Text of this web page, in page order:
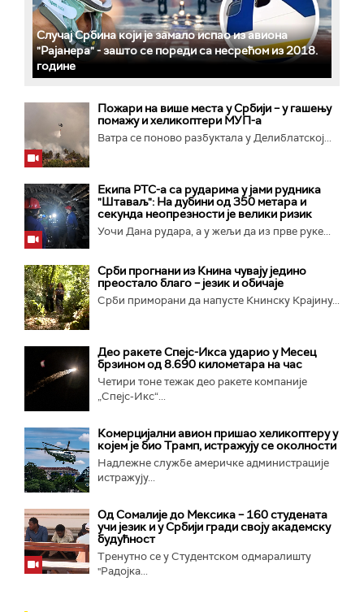
Случај Србина који је замало испао из авиона
"Рајанера" - зашто се пореди са несрећом из 2018.
године
Пожари на више места у Србији – у гашењу
помажу и хеликоптери МУП-а
Ватра се поново разбуктала у Делиблатској...
Екипа РТС-а са рударима у јами рудника
"Штаваљ": На дубини од 350 метара и
секунда неопрезности је велики ризик
Уочи Дана рудара, а у жељи да из прве руке...
Срби прогнани из Книна чувају једино
преостало благо – језик и обичаје
Срби приморани да напусте Книнску Крајину...
Део ракете Спејс-Икса ударио у Месец
брзином од 8.690 километара на час
Четири тоне тежак део ракете компаније
„Спејс-Икс“...
Комерцијални авион пришао хеликоптеру у
којем је био Трамп, истражују се околности
Надлежне службе америчке администрације
истражују...
Од Сомалије до Мексика – 160 студената
учи језик и у Србији гради своју академску
будућност
Тренутно се у Студентском одмаралишту
"Радојка...